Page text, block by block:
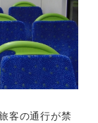
客の通行が禁